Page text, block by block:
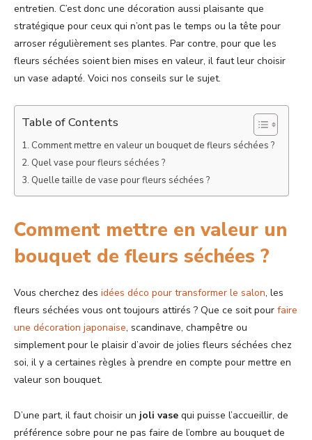
entretien. C’est donc une décoration aussi plaisante que
stratégique pour ceux qui n’ont pas le temps ou la tête pour
arroser régulièrement ses plantes. Par contre, pour que les
fleurs séchées soient bien mises en valeur, il faut leur choisir
un vase adapté. Voici nos conseils sur le sujet.
Table of Contents
Comment mettre en valeur un bouquet de fleurs séchées ?
Quel vase pour fleurs séchées ?
Quelle taille de vase pour fleurs séchées ?
Comment mettre en valeur un
bouquet de fleurs séchées ?
Vous cherchez des idées déco pour transformer le salon, les
fleurs séchées vous ont toujours attirés ? Que ce soit pour faire
une décoration japonaise, scandinave, champêtre ou
simplement pour le plaisir d’avoir de jolies fleurs séchées chez
soi, il y a certaines règles à prendre en compte pour mettre en
valeur son bouquet.
D’une part, il faut choisir un joli vase qui puisse l’accueillir, de
préférence sobre pour ne pas faire de l’ombre au bouquet de